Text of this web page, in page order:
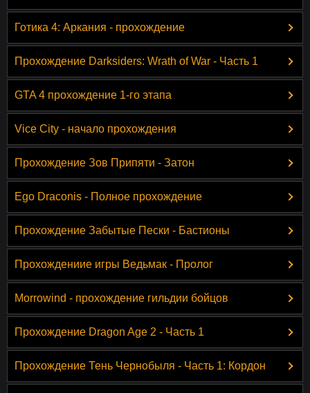
Готика 4: Аркания - прохождение
Прохождение Darksiders: Wrath of War - Часть 1
GTA 4 прохождение 1-го этапа
Vice City - начало прохождения
Прохождение Зов Припяти - Затон
Ego Draconis - Полное прохождение
Прохождение Забытые Пески - Бастионы
Прохождениие игры Ведьмак - Пролог
Morrowind - прохождение гильдии бойцов
Прохождение Dragon Age 2 - Часть 1
Прохождение Тень Чернобыля - Часть 1: Кордон